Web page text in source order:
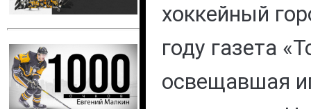
хоккейный
году газета
освещавшая